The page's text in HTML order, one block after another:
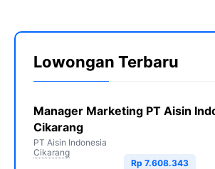
Lowongan Terbaru
Manager Marketing PT Aisin
Cikarang
PT Aisin Indonesia
Cikarang
Rp 7.608.343